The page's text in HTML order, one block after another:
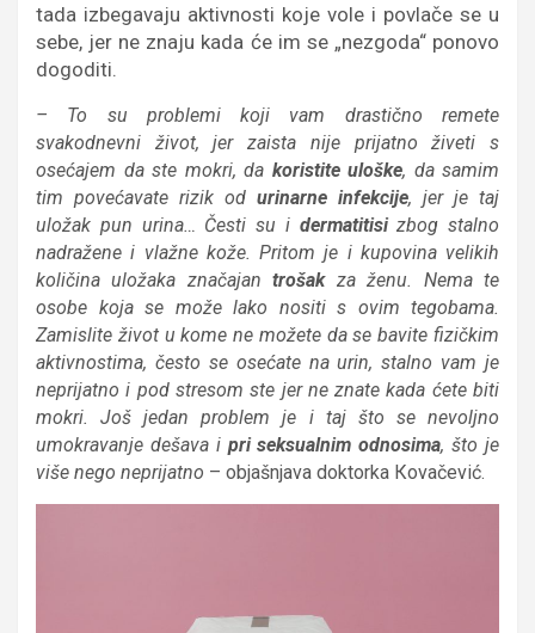
tada izbegavaju aktivnosti koje vole i povlače se u
sebe, jer ne znaju kada će im se „nezgoda“ ponovo
dogoditi.
– To su problemi koji vam drastično remete
svakodnevni život, jer zaista nije prijatno živeti s
osećajem da ste mokri, da koristite uloške, da samim
tim povećavate rizik od urinarne infekcije, jer je taj
uložak pun urina… Česti su i dermatitisizbog stalno
nadražene i vlažne kože. Pritom je i kupovina velikih
količina uložaka značajantrošakza ženu. Nema te
osobe koja se može lako nositi s ovim tegobama.
Zamislite život u kome ne možete da se bavite fizičkim
aktivnostima, često se osećate na urin, stalno vam je
neprijatno i pod stresom ste jer ne znate kada ćete biti
mokri. Još jedan problem je i taj što se nevoljno
umokravanje dešava i pri seksualnim odnosima, što je
više nego neprijatno – objašnjava doktorka Кovačević.